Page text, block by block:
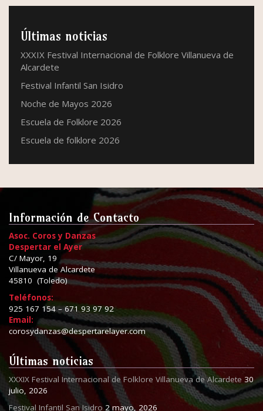
Últimas noticias
XXXIX Festival Internacional de Folklore Villanueva de
Alcardete
Festival Infantil San Isidro
Noche de Mayos 2026
Escuela de Folklore 2026
Escuela de folklore 2026
Información de Contacto
Asoc. Coros y Danzas
Despertar el Ayer
C/ Mayor, 19
Villanueva de Alcardete
45810 (Toledo)
Teléfonos:
925 167 154 – 671 93 97 92
Email:
corosydanzas@despertarelayer.com
Últimas noticias
XXXIX Festival Internacional de Folklore Villanueva de Alcardete 30
julio, 2026
Festival Infantil San Isidro 2 mayo, 2026